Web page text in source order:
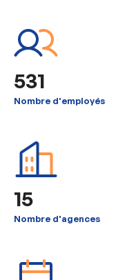
531
Nombre d'employés
15
Nombre d'agences